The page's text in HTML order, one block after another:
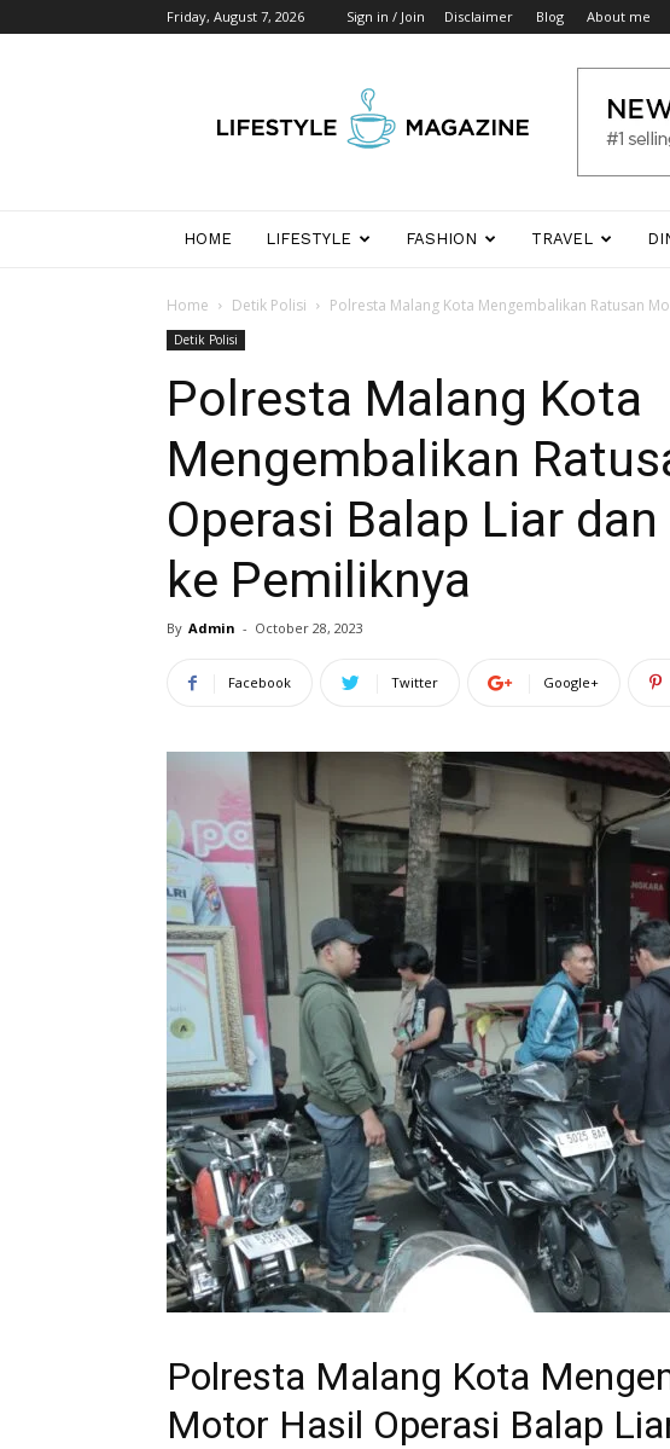
Friday, August 7, 2026 Sign in / Join Disclaimer Blog About me
Indonesia
HOME LIFESTYLE FASHION TRAVEL
Home Detik Polisi Polresta Malang Kota Mengembalikan Ratusan
Detik Polisi
Polresta Malang Kota
Mengembalikan
Operasi Balap Liar
ke Pemiliknya
By Admin - October 28, 2023
Facebook Twitter Google+
Polresta Malang Kota
Motor Hasil Operasi Balap